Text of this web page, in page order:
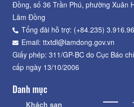
Đồng, số 36 Trần Phú, phường Xuân
Lâm Đồng
Tổng đài hỗ trợ: (+84.235)
Email: ttxtdl@lamdong.gov.vn
Giấy phép: 311/GP-BC do Cục Báo
cấp ngày 13/10/2006
Danh mục